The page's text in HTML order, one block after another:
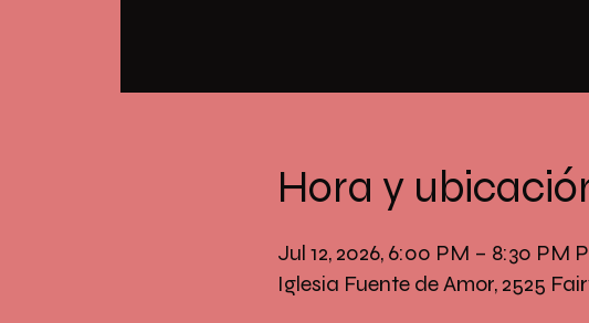
Hora y
Jul 12, 2026, 6:00 PM – 8:30 PM
Iglesia Fuente de Amor, 2525